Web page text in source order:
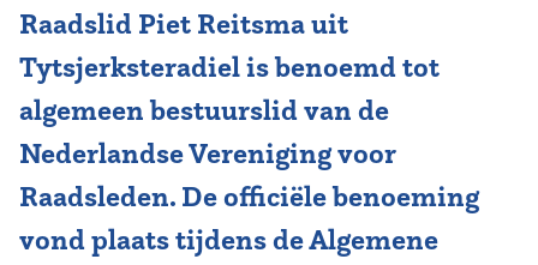
Raadslid Piet Reitsma uit
Tytsjerksteradiel is benoemd tot
algemeen bestuurslid van de
Nederlandse Vereniging voor
Raadsleden. De officiële benoeming
vond plaats tijdens de Algemene